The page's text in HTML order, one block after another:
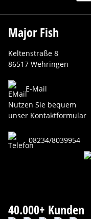
Major Fish
Keltenstraße 8
86517 Wehringen
E-Mail
Nutzen Sie bequem
unser Kontaktformular
08234/8039954
40.000+ Kunden